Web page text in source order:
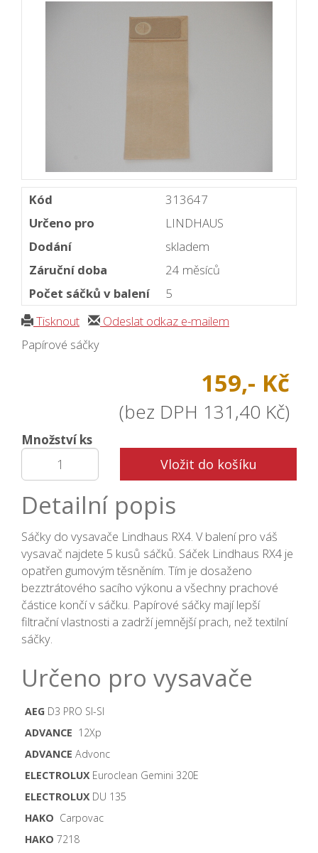
Kód
313647
Určeno pro
LINDHAUS
Dodání
skladem
Záruční doba
24 měsíců
Počet sáčků v balení
5
Tisknout
Odeslat odkaz e-mailem
Papírové sáčky
159,- Kč
(bez DPH 131,40 Kč)
Množství ks
Vložit do košíku
Detailní popis
Sáčky do vysavače Lindhaus RX4. V balení pro váš
vysavač najdete 5 kusů sáčků. Sáček Lindhaus RX4 je
opatřen gumovým těsněním. Tím je dosaženo
bezztrátového sacího výkonu a všechny prachové
částice končí v sáčku. Papírové sáčky mají lepší
filtrační vlastnosti a zadrží jemnější prach, než textilní
sáčky.
Určeno pro vysavače
AEG D3 PRO SI-SI
ADVANCE 12Xp
ADVANCE Advonc
ELECTROLUXEuroclean Gemini 320E
ELECTROLUXDU 135
HAKO Carpovac
HAKO 7218